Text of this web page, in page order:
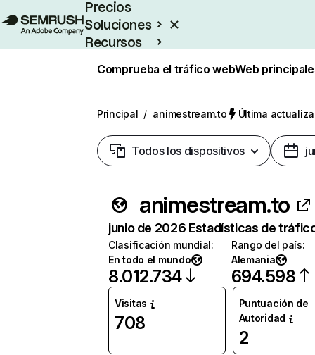
Precios
Soluciones
Recursos
Comprueba el tráfico webWeb
Principal / animestream.to Última
Todos los dispositivos
animestream.to
junio de 2026 Estadísticas de
Clasificación mundial:
En todo el mundo
8.012.734
Rango del país:
Alemania
694.598
Visitas
708
Puntuación de
Autoridad
2